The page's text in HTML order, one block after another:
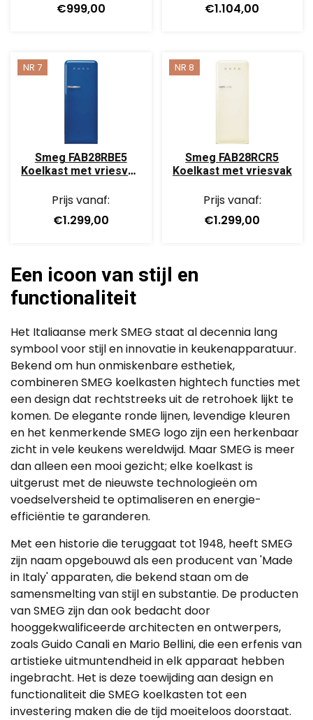
€999,00
€1.104,00
NR 7
Smeg FAB28RBE5
Koelkast met vriesvak
Prijs vanaf:
€1.299,00
NR 8
Smeg FAB28RCR5
Koelkast met vriesvak
Prijs vanaf:
€1.299,00
Een icoon van stijl en
functionaliteit
Het Italiaanse merk SMEG staat al decennia lang
symbool voor stijl en innovatie in keukenapparatuur.
Bekend om hun onmiskenbare esthetiek,
combineren SMEG koelkasten hightech functies met
een design dat rechtstreeks uit de retrohoek lijkt te
komen. De elegante ronde lijnen, levendige kleuren
en het kenmerkende SMEG logo zijn een herkenbaar
zicht in vele keukens wereldwijd. Maar SMEG is meer
dan alleen een mooi gezicht; elke koelkast is
uitgerust met de nieuwste technologieën om
voedselversheid te optimaliseren en energie-
efficiëntie te garanderen.
Met een historie die teruggaat tot 1948, heeft SMEG
zijn naam opgebouwd als een producent van 'Made
in Italy' apparaten, die bekend staan om de
samensmelting van stijl en substantie. De producten
van SMEG zijn dan ook bedacht door
hooggekwalificeerde architecten en ontwerpers,
zoals Guido Canali en Mario Bellini, die een erfenis van
artistieke uitmuntendheid in elk apparaat hebben
ingebracht. Het is deze toewijding aan design en
functionaliteit die SMEG koelkasten tot een
investering maken die de tijd moeiteloos doorstaat.